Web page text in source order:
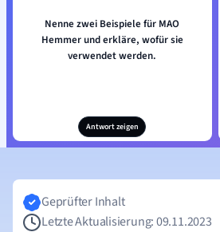
Nenne zwei Beispiele für MAO
Hemmer und erkläre, wofür sie
verwendet werden.
Antwort zeigen
Geprüfter Inhalt
Letzte Aktualisierung: 09.11.2023